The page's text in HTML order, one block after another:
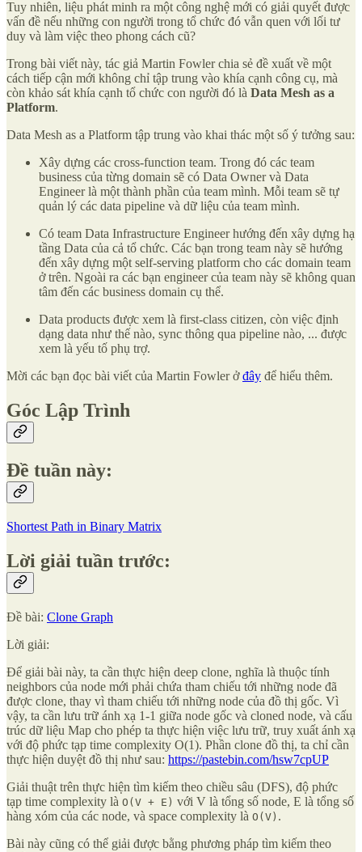
Tuy nhiên, liệu phát minh ra một công nghệ mới có giải quyết được
vấn đề nếu những con người trong tổ chức đó vẫn quen với lối tư
duy và làm việc theo phong cách cũ?
Trong bài viết này, tác giả Martin Fowler chia sẻ đề xuất về một
cách tiếp cận mới không chỉ tập trung vào khía cạnh công cụ, mà
còn khảo sát khía cạnh tổ chức con người đó là Data Mesh as a
Platform.
Data Mesh as a Platform tập trung vào khai thác một số ý tưởng sau:
Xây dựng các cross-function team. Trong đó các team
business của từng domain sẽ có Data Owner và Data
Engineer là một thành phần của team mình. Mỗi team sẽ tự
quản lý các data pipeline và dữ liệu của team mình.
Có team Data Infrastructure Engineer hướng đến xây dựng hạ
tầng Data của cả tổ chức. Các bạn trong team này sẽ hướng
đến xây dựng một self-serving platform cho các domain team
ở trên. Ngoài ra các bạn engineer của team này sẽ không quan
tâm đến các business domain cụ thể.
Data products được xem là first-class citizen, còn việc định
dạng data như thế nào, sync thông qua pipeline nào, ... được
xem là yếu tố phụ trợ.
Mời các bạn đọc bài viết của Martin Fowler ởđây để hiểu thêm.
Góc Lập Trình
Đề tuần này:
Shortest Path in Binary Matrix
Lời giải tuần trước:
Đề bài: Clone Graph
Lời giải:
Để giải bài này, ta cần thực hiện deep clone, nghĩa là thuộc tính
neighbors của node mới phải chứa tham chiếu tới những node đã
được clone, thay vì tham chiếu tới những node của đồ thị gốc. Vì
vậy, ta cần lưu trữ ánh xạ 1-1 giữa node gốc và cloned node, và cấu
trúc dữ liệu Map cho phép ta thực hiện việc lưu trữ, truy xuất ánh xạ
với độ phức tạp time complexity O(1). Phần clone đồ thị, ta chỉ cần
thực hiện duyệt đồ thị như sau: https://pastebin.com/hsw7cpUP
Giải thuật trên thực hiện tìm kiếm theo chiều sâu (DFS), độ phức
tạp time complexity là O(V + E) với V là tổng số node, E là tổng số
hàng xóm của các node, và space complexity là O(V) .
Bài này cũng có thể giải được bằng phương pháp tìm kiếm theo